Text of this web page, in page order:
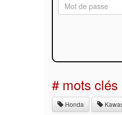
# mots clés
Honda